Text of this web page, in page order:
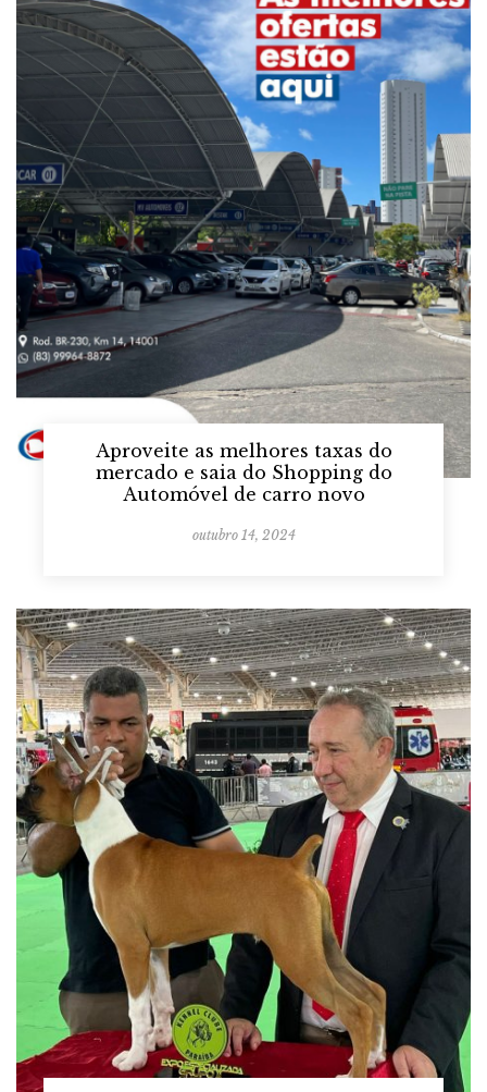
Aproveite as melhores taxas do
mercado e saia do Shopping do
Automóvel de carro novo
outubro 14, 2024